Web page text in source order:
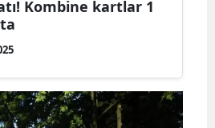
Kombine kartlar 1